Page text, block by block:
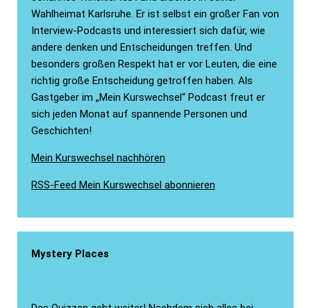
Wahlheimat Karlsruhe. Er ist selbst ein großer Fan von
Interview-Podcasts und interessiert sich dafür, wie
andere denken und Entscheidungen treffen. Und
besonders großen Respekt hat er vor Leuten, die eine
richtig große Entscheidung getroffen haben. Als
Gastgeber im „Mein Kurswechsel“ Podcast freut er
sich jeden Monat auf spannende Personen und
Geschichten!
Mein Kurswechsel nachhören
RSS-Feed Mein Kurswechsel abonnieren
Mystery Places